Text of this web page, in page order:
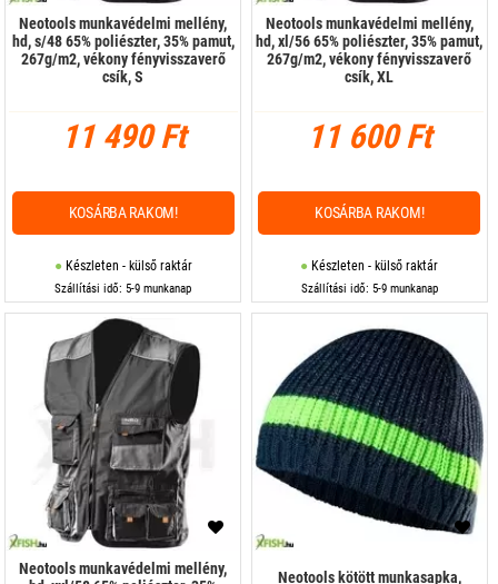
Neotools munkavédelmi mellény,
hd, s/48 65% poliészter, 35% pamut,
267g/m2, vékony fényvisszaverő
csík, S
11 490 Ft
Készleten - külső raktár
Szállítási idő: 5-9 munkanap
KOSÁRBA RAKOM!
Neotools munkavédelmi mellény,
hd, xl/56 65% poliészter, 35% pamut,
267g/m2, vékony fényvisszaverő
csík, XL
11 600 Ft
Készleten - külső raktár
Szállítási idő: 5-9 munkanap
KOSÁRBA RAKOM!
Neotools munkavédelmi mellény,
Neotools kötött munkasapka,